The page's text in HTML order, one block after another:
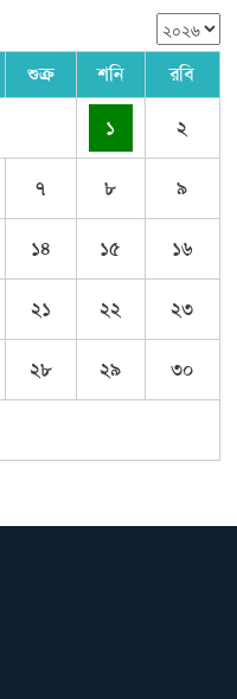
শুক্র শনি রবি
১ ২
৭ ৮ ৯
১৪ ১৫ ১৬
২১ ২২ ২৩
২৮ ২৯ ৩০